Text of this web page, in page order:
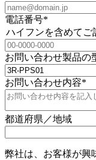
電話番号*
ハイフンを含めてご
お問い合わせ製品の
お問い合わせ内容*
都道府県／地域
弊社は、お客様が興